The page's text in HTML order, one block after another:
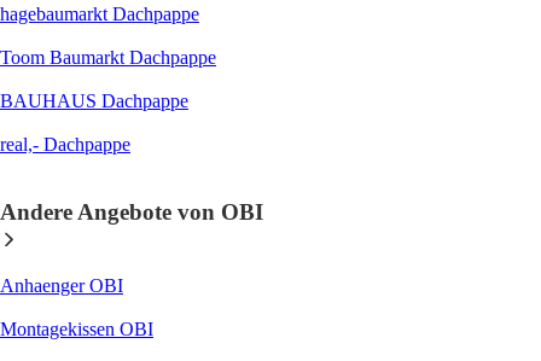
hagebaumarkt Dachpappe
Toom Baumarkt Dachpappe
BAUHAUS Dachpappe
real,- Dachpappe
Andere Angebote von OBI
Anhaenger OBI
Montagekissen OBI